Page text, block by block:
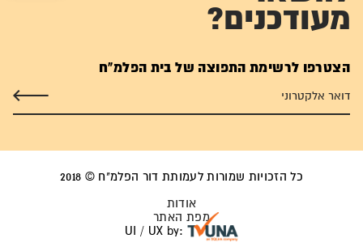
מעודכנים?
הצטרפו לרשימת התפוצה של בית הפלמ"ח
כל הזכויות שמורות לעמותת דור הפלמ"ח © 2018
אודות
מפת האתר
UI / UX by: